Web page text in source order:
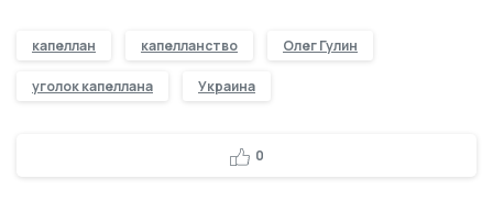
капеллан капелланство Олег Гулин
уголок капеллана Украина
0